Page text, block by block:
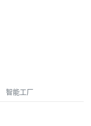
智能工厂